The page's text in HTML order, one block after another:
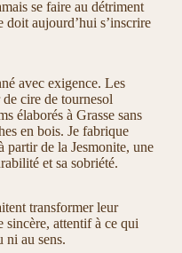
se faire au détriment
doit aujourd’hui s’inscrire
avec exigence. Les
cire de tournesol
élaborés à Grasse sans
en bois. Je fabrique
partir de la Jesmonite, une
et sa sobriété.
transformer leur
sincère, attentif à ce qui
ni au sens.